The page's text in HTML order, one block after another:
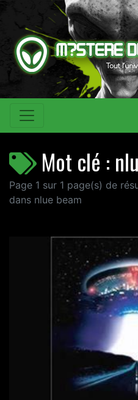
Mot clé :
Page 1 sur 1 page(s) de
dans nlue beam